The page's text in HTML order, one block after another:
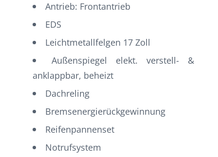
Antrieb: Frontantrieb
EDS
Leichtmetallfelgen 17 Zoll
Außenspiegel elekt. verstell- &
anklappbar, beheizt
Dachreling
Bremsenergierückgewinnung
Reifenpannenset
Notrufsystem